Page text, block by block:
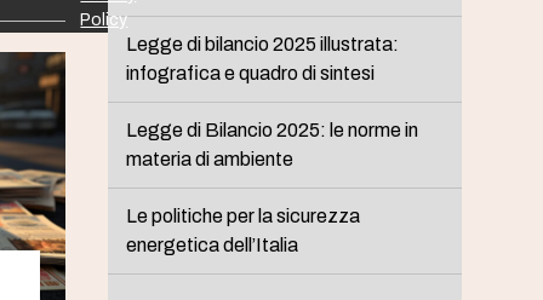
Legge di bilancio 2025 illustrata:
infografica e quadro di sintesi
Legge di Bilancio 2025: le norme in
materia di ambiente
Le politiche per la sicurezza
energetica dell’Italia
Policy